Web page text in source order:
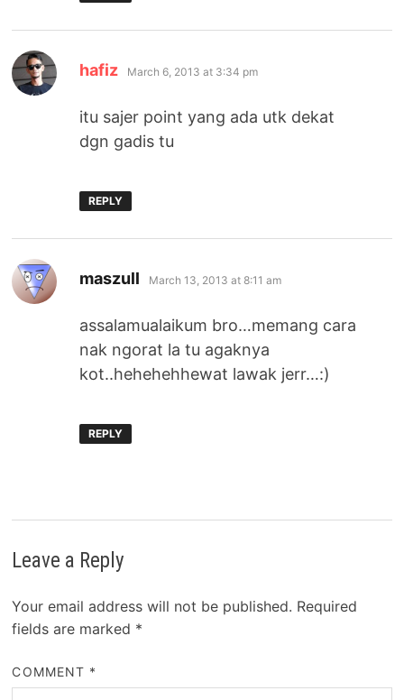
hafiz says:
March 6, 2013 at 3:34 pm
itu sajer point yang ada utk dekat
dgn gadis tu
REPLY
maszull says:
March 13, 2013 at 8:11 am
assalamualaikum bro…memang cara
nak ngorat la tu agaknya
kot..hehehehhewat lawak jerr…:)
REPLY
Leave a Reply
Your email address will not be published. Required
fields are marked *
COMMENT *